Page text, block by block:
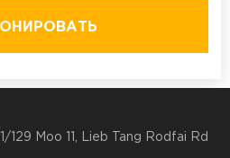
129 Moo 11, Lieb Tang Rodfai Rd